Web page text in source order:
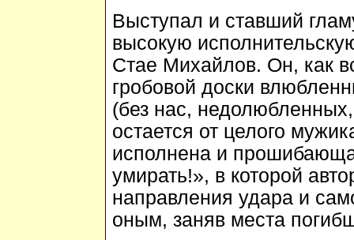
Выступал и ставший
высокую
Стае Михайлов. Он, как
гробовой доски
(без нас, недолюбленных,
остается от целого
исполнена и
умирать!», в которой
направления удара и
оным, заняв места